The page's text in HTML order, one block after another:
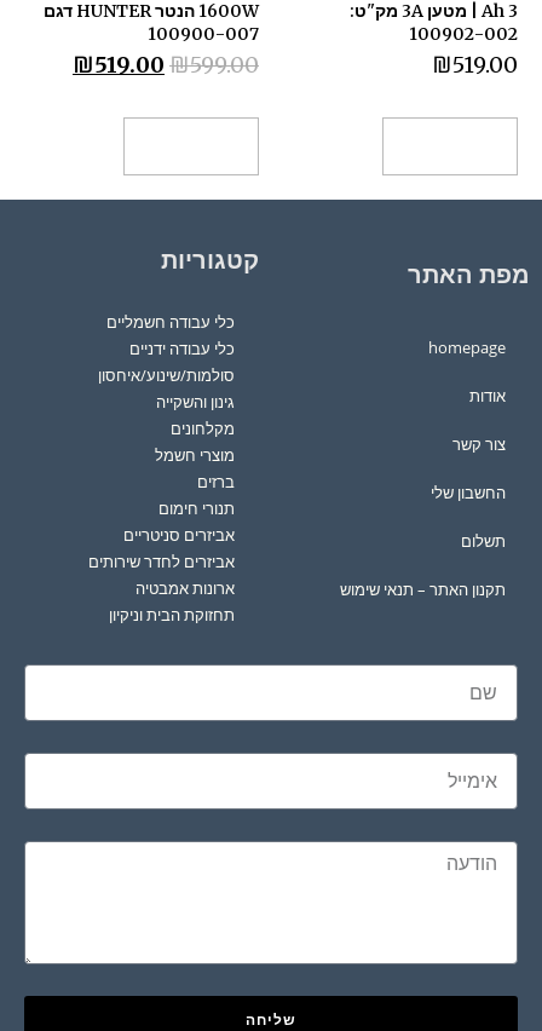
3 Ah | מטען 3A מק"ט:
100902-002
₪519.00
1600W הנטר HUNTER דגם
100900-007
₪599.00
₪519.00
מפת האתר
homepage
אודות
צור קשר
החשבון שלי
תשלום
תקנון האתר – תנאי שימוש
קטגוריות
כלי עבודה חשמליים
כלי עבודה ידניים
סולמות/שינוע/איחסון
גינון והשקייה
מקלחונים
מוצרי חשמל
ברזים
תנורי חימום
אביזרים סניטריים
אביזרים לחדר שירותים
ארונות אמבטיה
תחזוקת הבית וניקיון
שליחה